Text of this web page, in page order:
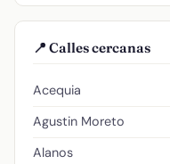
📍 Calles cercanas
Acequia
Agustin Moreto
Alanos